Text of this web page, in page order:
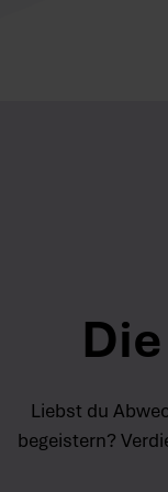
Liebst du
begeistern?